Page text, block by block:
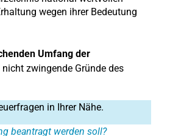
wegen ihrer Bedeutung
Umfang der
zwingende Gründe des
in Ihrer Nähe.
beantragt werden soll?